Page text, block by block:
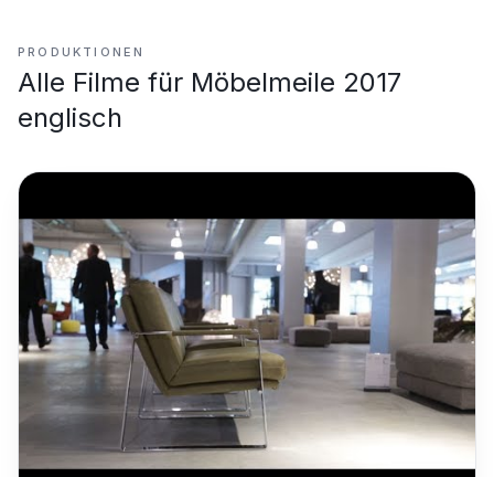
PRODUKTIONEN
Alle Filme für Möbelmeile 2017
englisch